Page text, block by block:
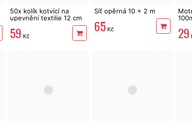
50x kolík kotvící na
upevnění textilie 12 cm
59 Kč
Síť opěrná 10 x 2 m
65Kč 29